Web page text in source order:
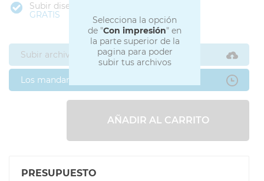
Selecciona la opción
de "Con impresión" en
la parte superior de la
pagina para poder
subir tus archivos
Subir diseño
GRATIS
Subir archivos ahora
Los mandaré después
AÑADIR AL CARRITO
PRESUPUESTO